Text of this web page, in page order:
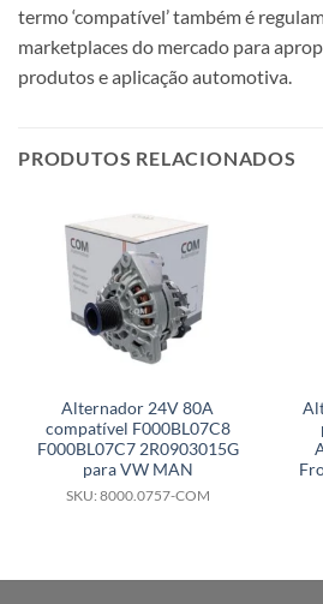
termo ‘compatível’ também é
marketplaces do mercado para
produtos e aplicação automotiva.
PRODUTOS RELACIONADOS
Alternador 24V 80A
compatível F000BL07C8
F000BL07C7 2R0903015G
para VW MAN
SKU: 8000.0757-COM